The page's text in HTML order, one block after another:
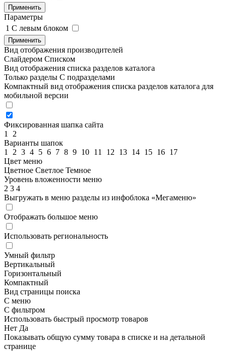
Применить
Параметры
1 C левым блоком
Применить
Вид отображения производителей
Слайдером Списком
Вид отображения списка разделов каталога
Только разделы С подразделами
Компактный вид отображения списка разделов каталога для
мобильной версии
Фиксированная шапка сайта
1
2
Варианты шапок
1
2 3 4 5 6 7 8 9 10 11 12 13 14 15 16 17
Цвет меню
Цветное Светлое Темное
Уровень вложенности меню
2 3 4
Выгружать в меню разделы из инфоблока «Мегаменю»
Отображать большое меню
Использовать региональность
Умный фильтр
Вертикальный
Горизонтальный
Компактный
Вид страницы поиска
С меню
С фильтром
Использовать быстрый просмотр товаров
Нет Да
Показывать общую сумму товара в списке и на детальной
странице